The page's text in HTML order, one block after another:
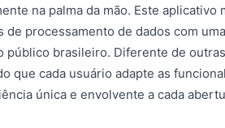
na palma da mão. Este aplicativo
processamento de dados com
público brasileiro. Diferente de
que cada usuário adapte as
única e envolvente a cada